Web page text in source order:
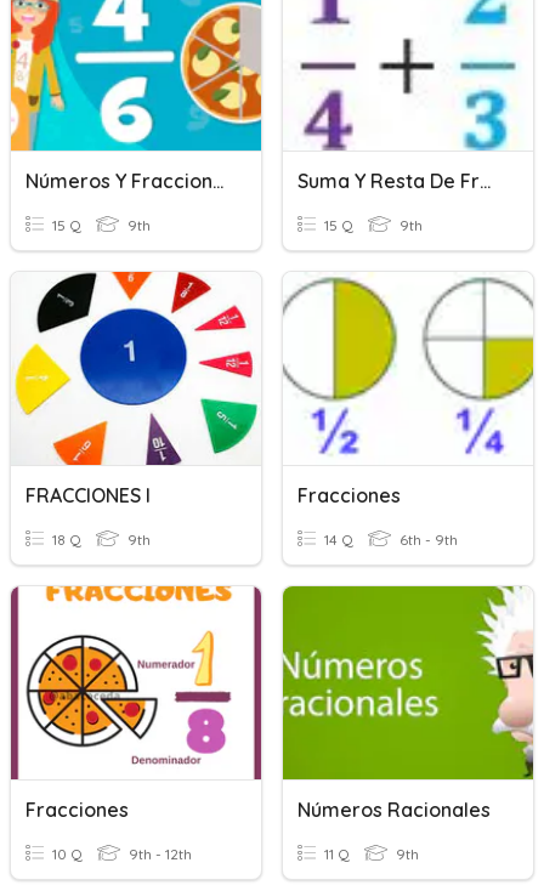
Números Y Fracciones_Parte_1
15 Q 9th
Suma Y Resta De Fracciones Con Distinto Denominador
15 Q 9th
FRACCIONES I
18 Q 9th
Fracciones
14 Q 6th - 9th
Fracciones
10 Q 9th - 12th
Números Racionales
11 Q 9th